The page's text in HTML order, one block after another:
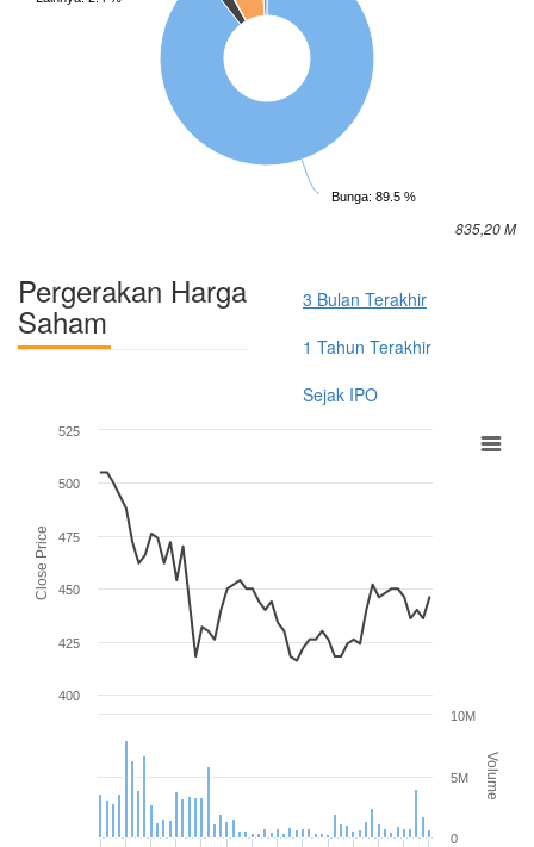
Bunga: 89.5 %
835,20 M
Pergerakan Harga
Saham
3 Bulan Terakhir
1 Tahun Terakhir
Sejak IPO
Close Price
Volume
400
425
450
475
500
525
0
5M
10M